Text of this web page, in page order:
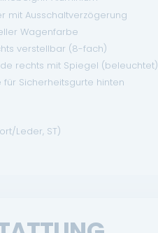
mit Ausschaltverzögerung
Wagenfarbe
verstellbar (8-fach)
rechts mit Spiegel (beleuchtet)
Sicherheitsgurte hinten
Leder, ST)